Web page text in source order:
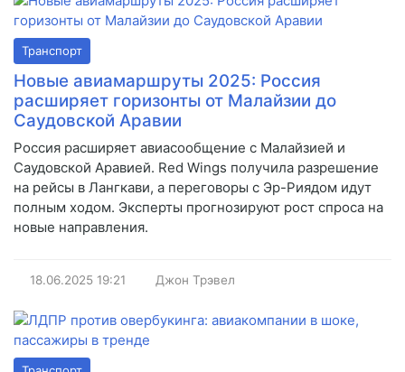
Транспорт
Новые авиамаршруты 2025: Россия
расширяет горизонты от Малайзии до
Саудовской Аравии
Россия расширяет авиасообщение с Малайзией и
Саудовской Аравией. Red Wings получила разрешение
на рейсы в Лангкави, а переговоры с Эр-Риядом идут
полным ходом. Эксперты прогнозируют рост спроса на
новые направления.
18.06.2025 19:21 Джон Трэвел